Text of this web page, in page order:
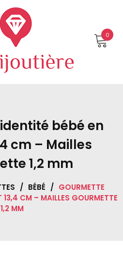
0
bébé en
cm – Mailles
1,2 mm
/ BÉBÉ / GOURMETTE
13,4 CM – MAILLES GOURMETTE
1,2 MM